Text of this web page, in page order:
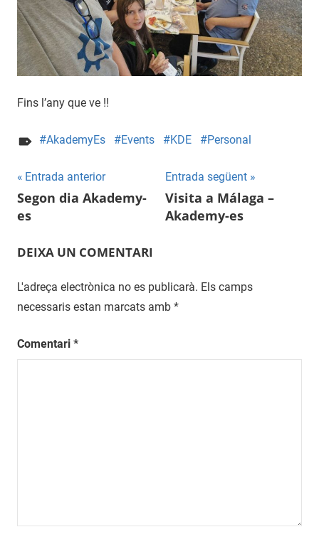
Fins l’any que ve !!
AkademyEs Events KDE Personal
Navegació
d'entrades
Entrada anterior
Segon dia Akademy-
es
Entrada següent
Visita a Málaga –
Akademy-es
DEIXA UN COMENTARI
L'adreça electrònica no es publicarà. Els camps
necessaris estan marcats amb *
Comentari *